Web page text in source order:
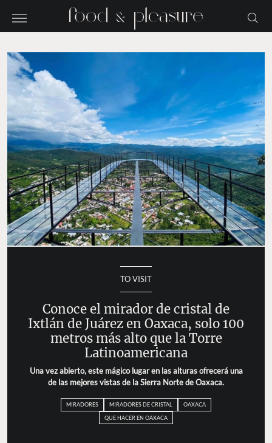
TO VISIT
Conoce el mirador de cristal de
Ixtlán de Juárez en Oaxaca, solo 100
metros más alto que la Torre
Latinoamericana
Una vez abierto, este mágico lugar en las alturas ofrecerá una
de las mejores vistas de la Sierra Norte de Oaxaca.
MIRADORES MIRADORES DE CRISTAL
OAXACA
QUE HACER EN OAXACA